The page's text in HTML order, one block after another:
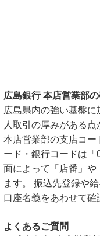
広島銀行 本店営業部
広島県内の強い基盤
人取引の厚みがある点
本店営業部の支店コー
ード・銀行コードは
面によって「店番」や
ます。 振込先登録や
口座名義をあわせて確
よくあるご質問